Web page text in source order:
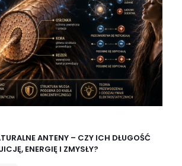
ANTENY – CZY ICH DŁUGOŚĆ
ENERGIĘ I ZMYSŁY?